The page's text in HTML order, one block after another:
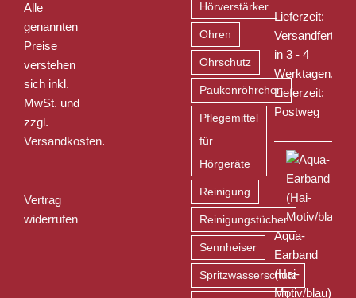
Alle
genannten
Preise
verstehen
sich inkl.
MwSt. und
zzgl.
Versandkosten.
Vertrag
widerrufen
Hörverstärker
Ohren
Ohrschutz
Paukenröhrchen
Pflegemittel
für
Hörgeräte
Reinigung
Reinigungstücher
Sennheiser
Spritzwasserschutz
Lieferzeit:
Versandfertig
in 3 - 4
Werktagen,
Lieferzeit:
Postweg
Aqua-
Earband
(Hai-
Motiv/blau)